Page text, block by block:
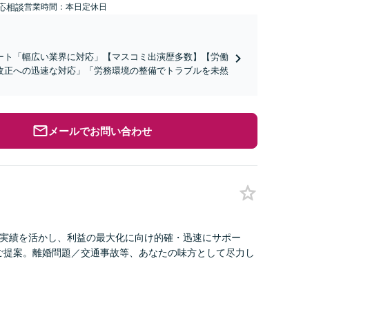
相談営業時間：本日定休日
「幅広い業界に対応」【マスコミ出演歴多数】【労働
への迅速な対応」「労務環境の整備でトラブルを未然
メールでお問い合わせ
績を活かし、利益の最大化に向け的確・迅速にサポー
案。離婚問題／交通事故等、あなたの味方として尽力し